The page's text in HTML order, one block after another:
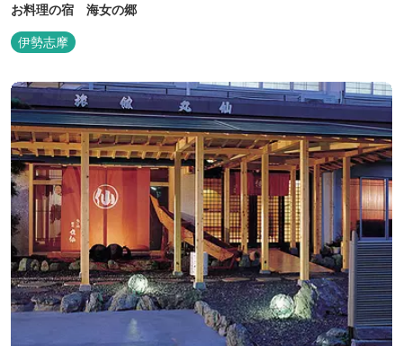
お料理の宿 海女の郷
伊勢志摩